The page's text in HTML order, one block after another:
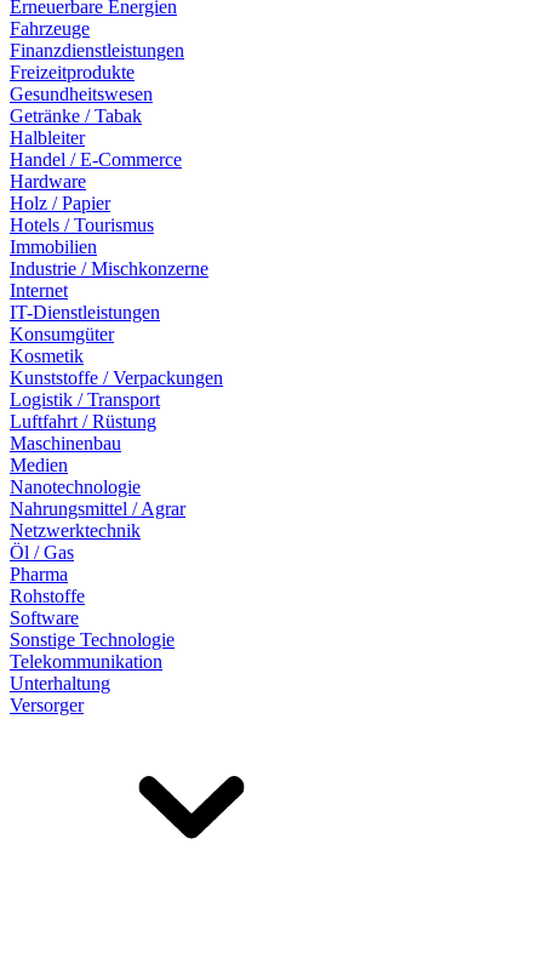
Erneuerbare Energien
Fahrzeuge
Finanzdienstleistungen
Freizeitprodukte
Gesundheitswesen
Getränke / Tabak
Halbleiter
Handel / E-Commerce
Hardware
Holz / Papier
Hotels / Tourismus
Immobilien
Industrie / Mischkonzerne
Internet
IT-Dienstleistungen
Konsumgüter
Kosmetik
Kunststoffe / Verpackungen
Logistik / Transport
Luftfahrt / Rüstung
Maschinenbau
Medien
Nanotechnologie
Nahrungsmittel / Agrar
Netzwerktechnik
Öl / Gas
Pharma
Rohstoffe
Software
Sonstige Technologie
Telekommunikation
Unterhaltung
Versorger